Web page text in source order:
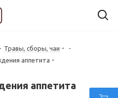
- Травы, сборы, чаи
-
аппетита
аппетита